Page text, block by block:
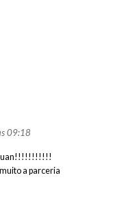
09:18
Luan!!!!!!!!!!!
a parceria